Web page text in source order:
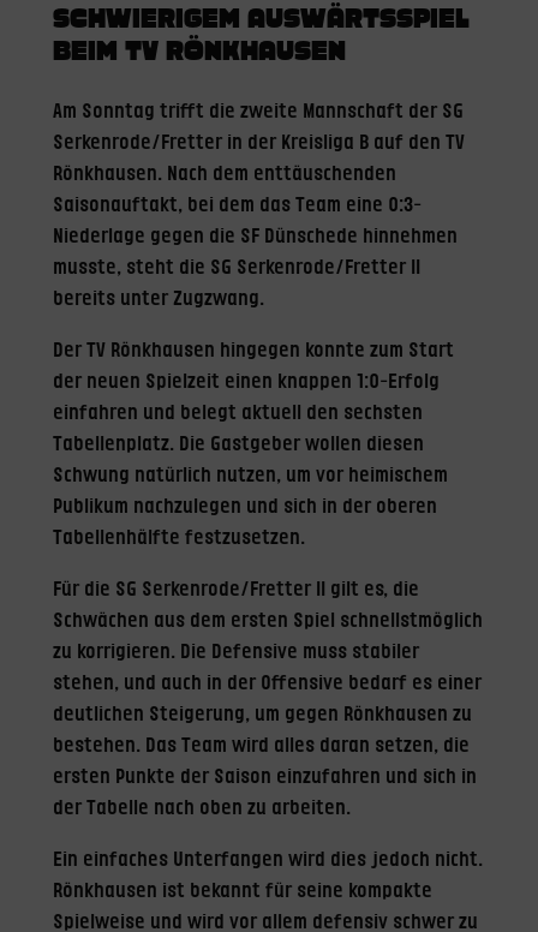
SCHWIERIGEM AUSWÄRTSSPIEL
BEIM TV RÖNKHAUSEN
Am Sonntag trifft die zweite Mannschaft der SG
Serkenrode/Fretter in der Kreisliga B auf den TV
Rönkhausen. Nach dem enttäuschenden
Saisonauftakt, bei dem das Team eine 0:3-
Niederlage gegen die SF Dünschede hinnehmen
musste, steht die SG Serkenrode/Fretter II
bereits unter Zugzwang.
Der TV Rönkhausen hingegen konnte zum Start
der neuen Spielzeit einen knappen 1:0-Erfolg
einfahren und belegt aktuell den sechsten
Tabellenplatz. Die Gastgeber wollen diesen
Schwung natürlich nutzen, um vor heimischem
Publikum nachzulegen und sich in der oberen
Tabellenhälfte festzusetzen.
Für die SG Serkenrode/Fretter II gilt es, die
Schwächen aus dem ersten Spiel schnellstmöglich
zu korrigieren. Die Defensive muss stabiler
stehen, und auch in der Offensive bedarf es einer
deutlichen Steigerung, um gegen Rönkhausen zu
bestehen. Das Team wird alles daran setzen, die
ersten Punkte der Saison einzufahren und sich in
der Tabelle nach oben zu arbeiten.
Ein einfaches Unterfangen wird dies jedoch nicht.
Rönkhausen ist bekannt für seine kompakte
Spielweise und wird vor allem defensiv schwer zu